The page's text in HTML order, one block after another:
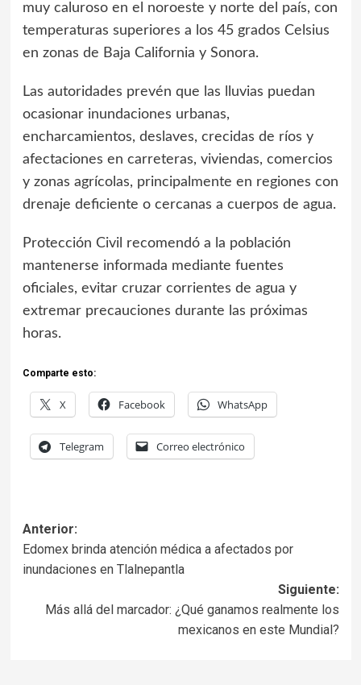
muy caluroso en el noroeste y norte del país, con
temperaturas superiores a los 45 grados Celsius
en zonas de Baja California y Sonora.
Las autoridades prevén que las lluvias puedan
ocasionar inundaciones urbanas,
encharcamientos, deslaves, crecidas de ríos y
afectaciones en carreteras, viviendas, comercios
y zonas agrícolas, principalmente en regiones con
drenaje deficiente o cercanas a cuerpos de agua.
Protección Civil recomendó a la población
mantenerse informada mediante fuentes
oficiales, evitar cruzar corrientes de agua y
extremar precauciones durante las próximas
horas.
Comparte esto:
X Facebook WhatsApp
Telegram Correo electrónico
Anterior:
Edomex brinda atención médica a afectados por
inundaciones en Tlalnepantla
Siguiente:
Más allá del marcador: ¿Qué ganamos realmente los
mexicanos en este Mundial?